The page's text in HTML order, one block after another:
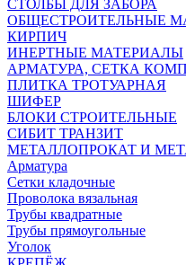
СТОЛБЫ ДЛЯ ЗАБОРА
ОБЩЕСТРОИТЕЛЬНЫЕ
КИРПИЧ
ИНЕРТНЫЕ МАТЕРИАЛЫ
АРМАТУРА, СЕТКА
ПЛИТКА ТРОТУАРНАЯ
ШИФЕР
БЛОКИ СТРОИТЕЛЬНЫЕ
СИБИТ ТРАНЗИТ
МЕТАЛЛОПРОКАТ И
Арматура
Сетки кладочные
Проволока вязальная
Трубы квадратные
Трубы прямоугольные
Уголок